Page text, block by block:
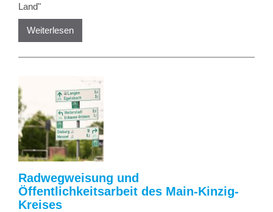
Land"
Weiterlesen
Radwegweisung und
Öffentlichkeitsarbeit des Main-Kinzig-
Kreises